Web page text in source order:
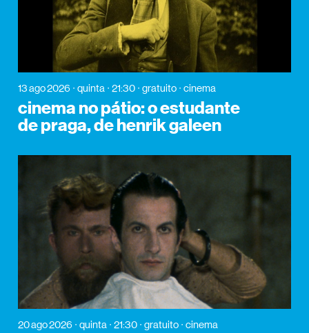
13 ago 2026 quinta 21:30 gratuito cinema
cinema no pátio: o estudante
de praga, de henrik galeen
20 ago 2026 quinta 21:30 gratuito cinema